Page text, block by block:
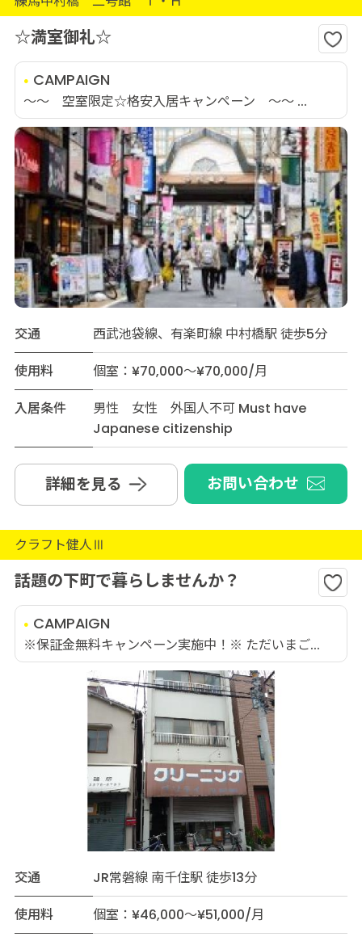
☆満室御礼☆
CAMPAIGN
～～ 空室限定☆格安入居キャンペーン ～～ ...
交通
西武池袋線、有楽町線 中村橋駅 徒歩5分
使用料
個室：¥70,000～¥70,000/月
入居条件
男性 女性 外国人不可 Must have
Japanese citizenship
詳細を見る お問い合わせ
クラフト健人Ⅲ
話題の下町で暮らしませんか？
CAMPAIGN
※保証金無料キャンペーン実施中！※ ただいまご...
交通
JR常磐線 南千住駅 徒歩13分
使用料
個室：¥46,000～¥51,000/月